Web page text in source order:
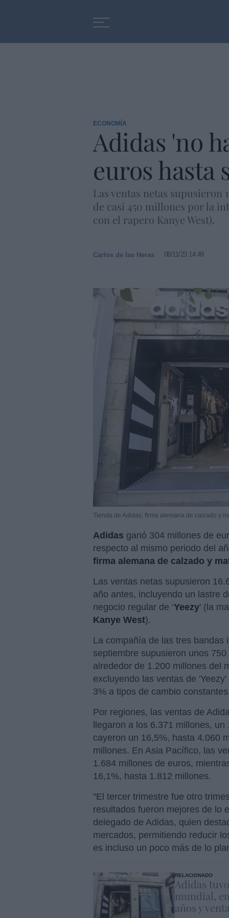
ECONOMÍA
Adidas 'no
euros hasta
Las ventas netas supusieron
de casi 450 millones por la
con el rapero Kanye West).
Carlos de las Heras 08/11/23 14:49
Tienda de Adidas, firma alemana de calzado y
Adidas ganó 304 millones de
respecto al mismo periodo del
firma alemana de calzado y
Las ventas netas supusieron
año antes, incluyendo un lastre
negocio regular de ‘Yeezy’ (la
Kanye West).
La compañía de las tres bandas
septiembre supusieron unos
alrededor de 1.200 millones del
excluyendo las ventas de
3% a tipos de cambio constantes.
Por regiones, las ventas de
llegaron a los 6.371 millones,
cayeron un 16,5%, hasta 4.060
millones. En Asia Pacífico, las
1.684 millones de euros,
16,1%, hasta 1.812 millones.
"El tercer trimestre fue otro
resultados fueron mejores de lo
delegado de Adidas, quien
mercados, permitiendo reducir
es incluso un poco más de lo
RELACIONADO
Adidas
mundial,
años y